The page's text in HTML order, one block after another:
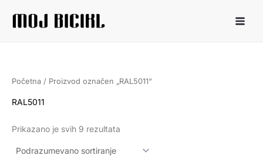
sadržaj
Početna / Proizvod označen „RAL5011“
RAL5011
Prikazano je svih 9 rezultata